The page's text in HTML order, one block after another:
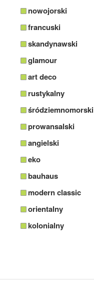
nowojorski
francuski
skandynawski
glamour
art deco
rustykalny
śródziemnomorski
prowansalski
angielski
eko
bauhaus
modern classic
orientalny
kolonialny